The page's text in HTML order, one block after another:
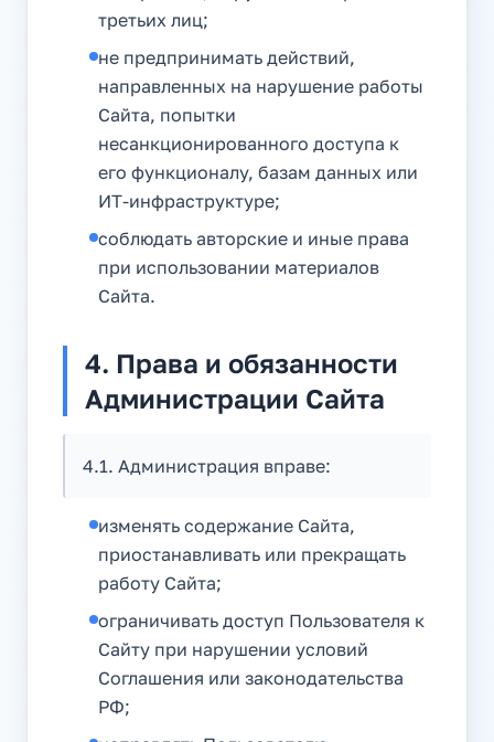
третьих лиц;
не предпринимать действий,
направленных на нарушение работы
Сайта, попытки
несанкционированного доступа к
его функционалу, базам данных или
ИТ-инфраструктуре;
соблюдать авторские и иные права
при использовании материалов
Сайта.
4. Права и обязанности
Администрации Сайта
4.1. Администрация вправе:
изменять содержание Сайта,
приостанавливать или прекращать
работу Сайта;
ограничивать доступ Пользователя к
Сайту при нарушении условий
Соглашения или законодательства
РФ;